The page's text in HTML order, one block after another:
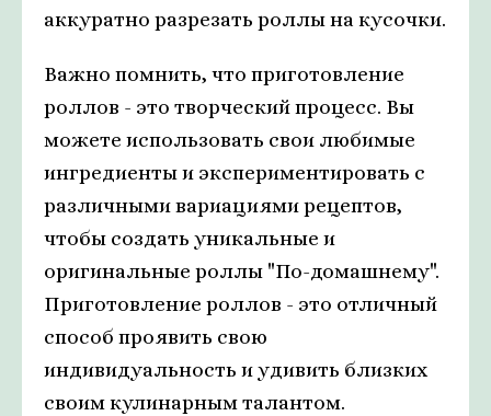
аккуратно разрезать роллы на кусочки.
Важно помнить, что приготовление
роллов - это творческий процесс. Вы
можете использовать свои любимые
ингредиенты и экспериментировать с
различными вариациями рецептов,
чтобы создать уникальные и
оригинальные роллы "По-домашнему".
Приготовление роллов - это отличный
способ проявить свою
индивидуальность и удивить близких
своим кулинарным талантом.